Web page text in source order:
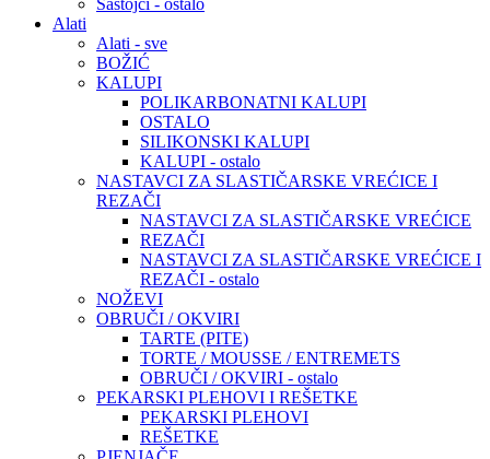
Sastojci - ostalo
Alati
Alati - sve
BOŽIĆ
KALUPI
POLIKARBONATNI KALUPI
OSTALO
SILIKONSKI KALUPI
KALUPI - ostalo
NASTAVCI ZA SLASTIČARSKE VREĆICE I
REZAČI
NASTAVCI ZA SLASTIČARSKE VREĆICE
REZAČI
NASTAVCI ZA SLASTIČARSKE VREĆICE I
REZAČI - ostalo
NOŽEVI
OBRUČI / OKVIRI
TARTE (PITE)
TORTE / MOUSSE / ENTREMETS
OBRUČI / OKVIRI - ostalo
PEKARSKI PLEHOVI I REŠETKE
PEKARSKI PLEHOVI
REŠETKE